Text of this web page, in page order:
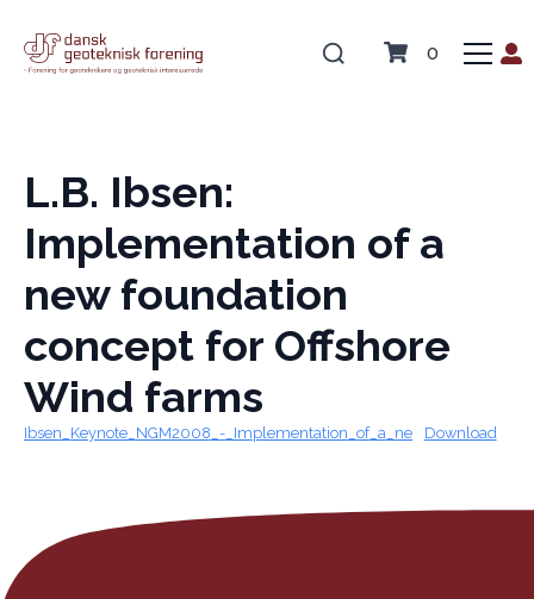
0
L.B. Ibsen:
Implementation of a
new foundation
concept for Offshore
Wind farms
Ibsen_Keynote_NGM2008_-_Implementation_of_a_ne Download